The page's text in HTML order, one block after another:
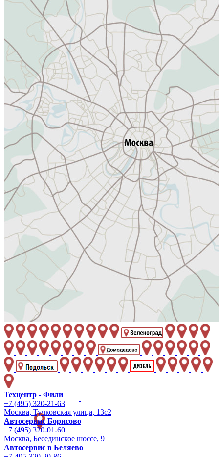
Техцентр - Фили
+7 (495) 320-21-63
Москва, Тучковская улица, 13с2
Автосервис Борисово
+7 (495) 320-01-60
Москва, Бесединское шоссе, 9
Автосервис в Беляево